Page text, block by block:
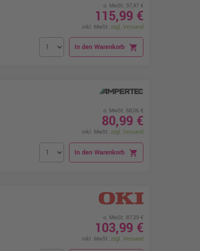
o. MwSt. 97,47 €
115,99 €
inkl. MwSt. zzgl. Versand
In den Warenkorb shopping_cart
o. MwSt. 68,06 €
80,99 €
inkl. MwSt. zzgl. Versand
In den Warenkorb shopping_cart
o. MwSt. 87,39 €
103,99 €
inkl. MwSt. zzgl. Versand